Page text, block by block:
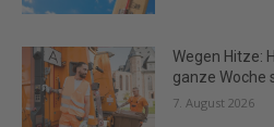
Wegen Hitze:
ganze Woche
7. August 2026